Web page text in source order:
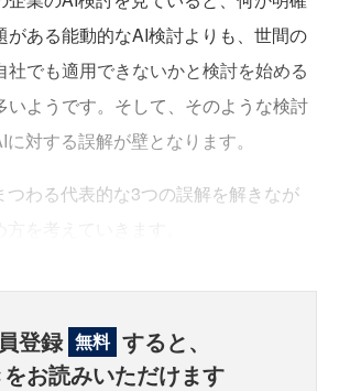
がある能動的なAI検討よりも、世間の
社でも適用できないかと検討を始める
いようです。そして、そのような検討
対する誤解が壁となります。
わる代表的な3つの誤解を解きなが
登録 無料 すると、
お読みいただけます